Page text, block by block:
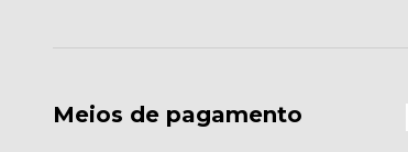
Meios de pagamento